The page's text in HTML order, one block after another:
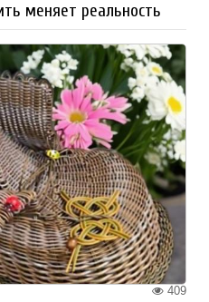
меняет реальность
409